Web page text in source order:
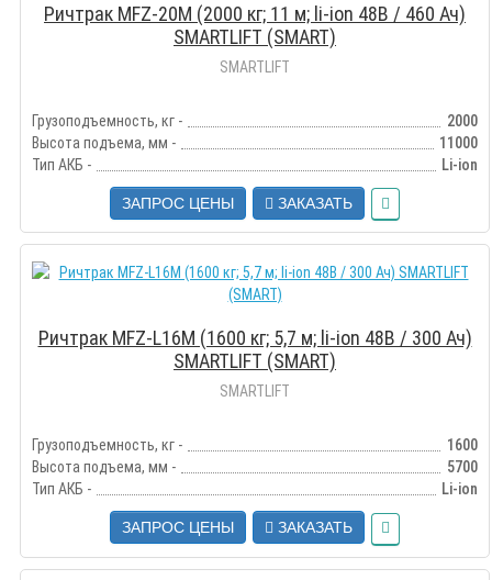
Ричтрак MFZ-20M (2000 кг; 11 м; li-ion 48В / 460 Ач)
SMARTLIFT (SMART)
SMARTLIFT
Грузоподъемность, кг -
2000
Высота подъема, мм -
11000
Тип АКБ -
Li-ion
ЗАПРОС ЦЕНЫ ЗАКАЗАТЬ
Ричтрак MFZ-L16M (1600 кг; 5,7 м; li-ion 48В / 300 Ач)
SMARTLIFT (SMART)
SMARTLIFT
Грузоподъемность, кг -
1600
Высота подъема, мм -
5700
Тип АКБ -
Li-ion
ЗАПРОС ЦЕНЫ ЗАКАЗАТЬ